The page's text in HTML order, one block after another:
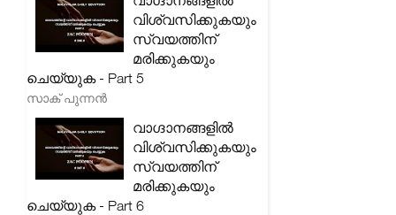
വിശ്വസിക്കുകയും
സ്വയത്തിന്
മരിക്കുകയും
ചെയ്യുക - Part 5
സാക് പുന്നൻ
വാഗ്ദാനങ്ങളിൽ
വിശ്വസിക്കുകയും
സ്വയത്തിന്
മരിക്കുകയും
ചെയ്യുക - Part 6